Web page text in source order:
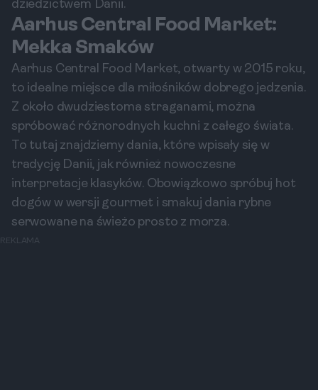
dziedzictwem Danii.
Aarhus Central Food Market:
Mekka Smaków
Aarhus Central Food Market, otwarty w 2015 roku,
to idealne miejsce dla miłośników dobrego jedzenia.
Z około dwudziestoma straganami, można
spróbować różnorodnych kuchni z całego świata.
To tutaj znajdziemy dania, które wpisały się w
tradycję Danii, jak również nowoczesne
interpretacje klasyków. Obowiązkowo spróbuj hot
dogów w wersji gourmet i smakuj dania rybne
serwowane na świeżo prosto z morza.
REKLAMA